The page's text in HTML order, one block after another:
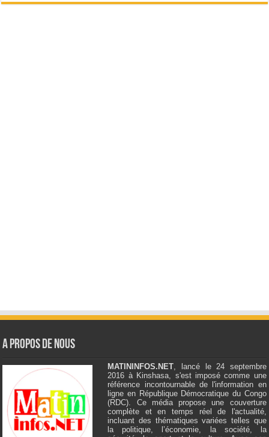
A Propos de Nous
MATININFOS.NET, lancé le 24 septembre
2016 à Kinshasa, s'est imposé comme une
référence incontournable de l'information en
ligne en République Démocratique du Congo
(RDC). Ce média propose une couverture
complète et en temps réel de l'actualité,
incluant des thématiques variées telles que
la politique, l’économie, la société, la